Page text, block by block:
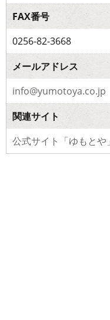
FAX番号
0256-82-3668
メールアドレス
info@yumotoya.co.jp
関連サイト
公式サイト「ゆもとや」